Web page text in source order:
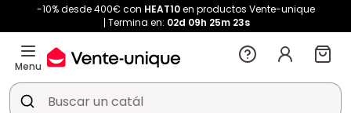
-10% desde 400€ con HEAT10en productos Vente-unique
Termina en: 02d 09h 25m 23s
Menu